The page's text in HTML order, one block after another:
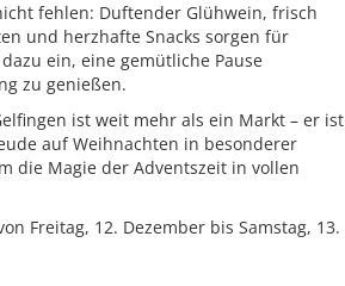
fehlen: Duftender Glühwein, frisch
und herzhafte Snacks sorgen für
ein, eine gemütliche Pause
zu genießen.
ist weit mehr als ein Markt – er ist
auf Weihnachten in besonderer
die Magie der Adventszeit in vollen
Freitag, 12. Dezember bis Samstag, 13.